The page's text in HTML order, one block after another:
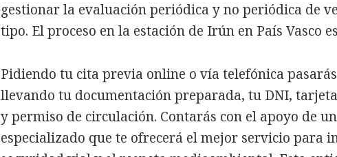
gestionar la evaluación periódica y no periódica de
tipo. El proceso en la estación de Irún en País Vasco
Pidiendo tu cita previa online o vía telefónica
llevando tu documentación preparada, tu DNI,
y permiso de circulación. Contarás con el apoyo de
especializado que te ofrecerá el mejor servicio para